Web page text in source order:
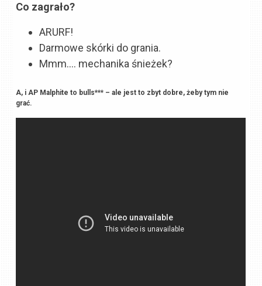
Co zagrało?
ARURF!
Darmowe skórki do grania.
Mmm…. mechanika śnieżek?
A, i AP Malphite to bulls*** – ale jest to zbyt dobre, żeby tym nie
grać.